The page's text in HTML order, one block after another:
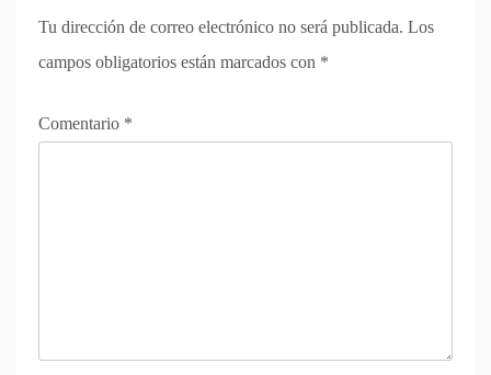
Tu dirección de correo electrónico no será publicada. Los
campos obligatorios están marcados con *
Comentario *